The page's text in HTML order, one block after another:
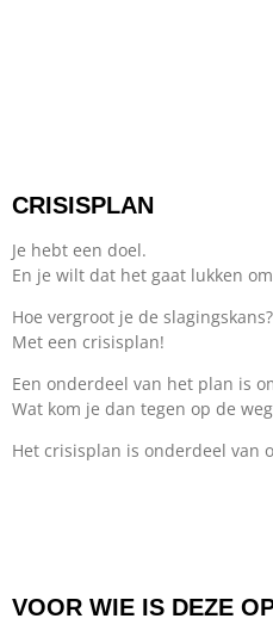
CRISISPLAN
Je hebt een doel.
En je wilt dat het gaat lukken
Hoe vergroot je de slagingskans?
Met een crisisplan!
Een onderdeel van het plan is
Wat kom je dan tegen op de
Het crisisplan is onderdeel van
VOOR WIE IS DEZE